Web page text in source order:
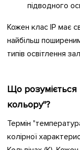
підводного
Кожен клас IP має
найбільш
типів освітлення
Що розуміється
кольору"?
Термін
колірної